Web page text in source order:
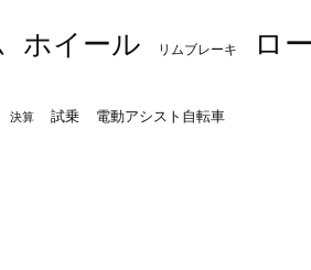
ホイール リムブレーキ ロ
決算 試乗 電動アシスト自転車